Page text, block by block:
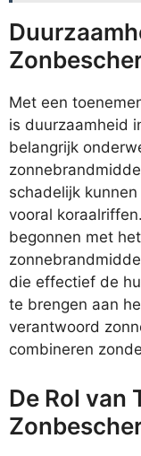
Met een
is duurzaamheid
belangrijk
schadelijk
vooral
begonnen met
die effectief de
te brengen aan
verantwoord
combineren
De Rol van